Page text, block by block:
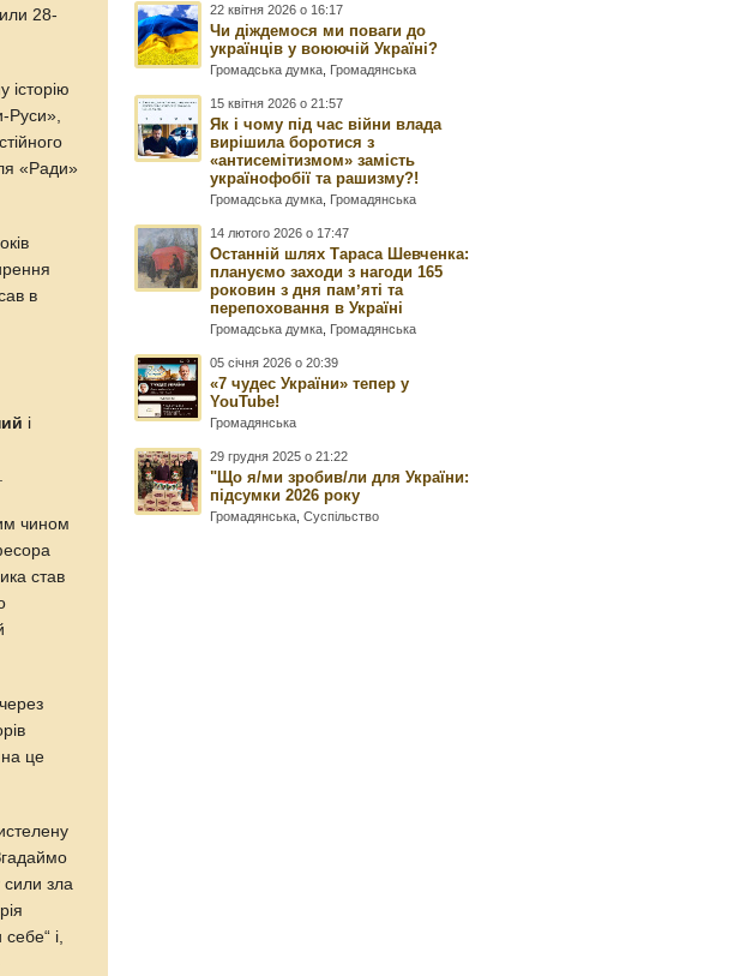
28-
історію
Руси»,
«Ради»
в
і
чином
став
це
зла
і,
22 квітня 2026 о 16:17
Чи діждемося ми поваги до
українців у воюючій Україні?
Громадська думка Громадянська
15 квітня 2026 о 21:57
Як і чому під час війни влада
вирішила боротися з
«антисемітизмом» замість
українофобії та рашизму?!
Громадська думка Громадянська
14 лютого 2026 о 17:47
Останній шлях Тараса Шевченка:
плануємо заходи з нагоди 165
роковин з дня памʼяті та
перепоховання в Україні
Громадська думка Громадянська
05 січня 2026 о 20:39
«7 чудес України» тепер у
YouTube!
Громадянська
29 грудня 2025 о 21:22
"Що я/ми зробив/ли для України:
підсумки 2026 року
Громадянська ,Суспільство